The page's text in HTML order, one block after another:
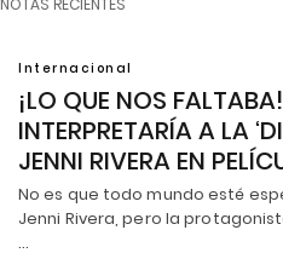
NOTAS RECIENTES
Internacional
¡LO QUE NOS
INTERPRETARÍA A LA
JENNI RIVERA EN
No es que todo mundo esté
Jenni Rivera, pero la
…